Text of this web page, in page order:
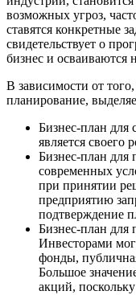
возможных угроз,
ставятся конкретные
свидетельствует о
бизнес и осваиваются
В зависимости от
планирование,
Бизнес-план для
является своего
Бизнес-план для
современных
при принятии
предприятию
подтверждение
Бизнес-план для
Инвесторами
фонды,
Большое
акций,